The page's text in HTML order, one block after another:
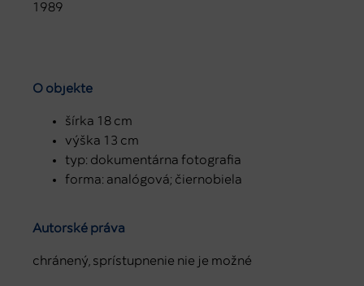
1989
O objekte
šírka 18 cm
výška 13 cm
typ: dokumentárna fotografia
forma: analógová; čiernobiela
Autorské práva
chránený, sprístupnenie nie je možné